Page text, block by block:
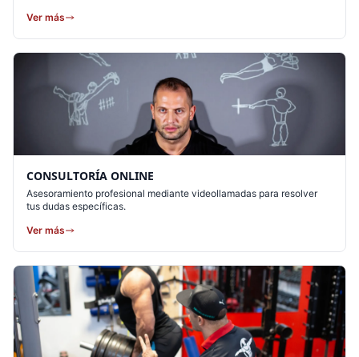
Ver más
CONSULTORÍA ONLINE
Asesoramiento profesional mediante videollamadas para resolver
tus dudas específicas.
Ver más